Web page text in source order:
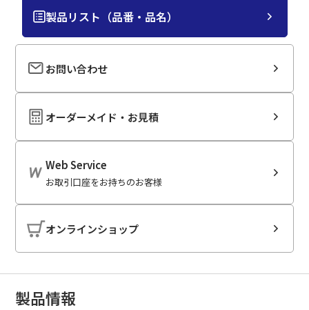
製品リスト（品番・品名）
お問い合わせ
オーダーメイド・お見積
Web Service
お取引口座をお持ちのお客様
オンラインショップ
製品情報